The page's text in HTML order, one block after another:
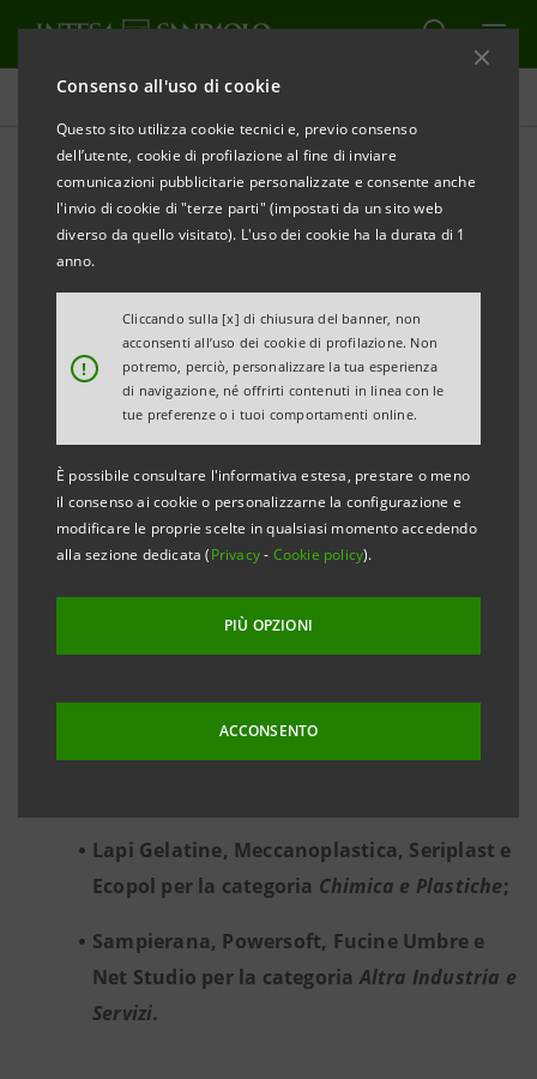
Consenso all'uso di cookie
Questo sito utilizza cookie tecnici e, previo consenso
dell’utente, cookie di profilazione al fine di inviare
comunicazioni pubblicitarie personalizzate e consente anche
l'invio di cookie di "terze parti" (impostati da un sito web
diverso da quello visitato). L'uso dei cookie ha la durata di 1
anno.
!
Cliccando sulla [x] di chiusura del banner, non
acconsenti all’uso dei cookie di profilazione. Non
potremo, perciò, personalizzare la tua esperienza
di navigazione, né offrirti contenuti in linea con le
tue preferenze o i tuoi comportamenti online.
È possibile consultare l'informativa estesa, prestare o meno
il consenso ai cookie o personalizzarne la configurazione e
modificare le proprie scelte in qualsiasi momento accedendo
alla sezione dedicata (Privacy- Cookie policy).
PIÙ OPZIONI
ACCONSENTO
Comunicati stampa
STAMPA AGGIORNA
Comunicato Stampa
PROGRAMMA «IMPRESE VINCENTI 2020»
LE PMI TOSCANE E UMBRE AL DIGITAL
TOUR “IMPRESE VINCENTI”
IL PROGRAMMA DI INTESA SANPAOLO DEDICATO
ALLE ECCELLENZE IMPRENDITORIALI ITALIANE
Dodici le Imprese Vincenti toscane ed umbre:
Edra, Dicart, Intercom e LUBE per la
Lapi Gelatine, Meccanoplastica, Seriplast e
Ecopol per la categoria Chimica e Plastiche;
Sampierana, Powersoft, Fucine Umbre e
Net Studio per la categoriaAltra Industria e
Servizi.